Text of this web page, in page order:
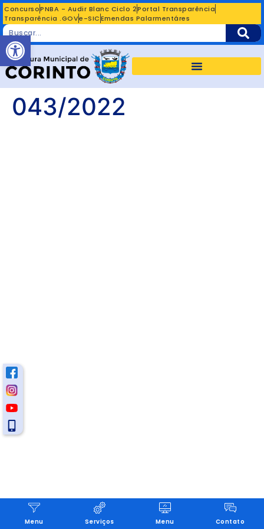
ConcursoPNBA - Audir Blanc Ciclo 2Portal Transparência
Transparência .GOVe-SICEmendas Palarmentáres
043/2022
Menu Serviços Menu Contato
Abrir a barra de ferramentas